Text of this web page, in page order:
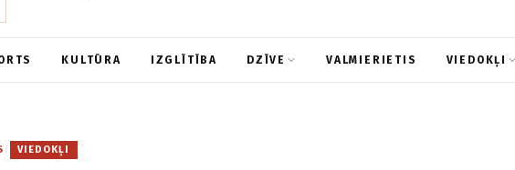
KULTŪRA IZGLĪTĪBA DZĪVE VALMIERIETIS VIEDOKĻI
/ VIEDOKĻI